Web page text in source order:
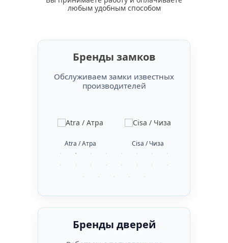
любым удобным способом
Бренды замков
Обслуживаем замки известных
производителей
Atra / Атра Cisa / Чиза
Бренды дверей